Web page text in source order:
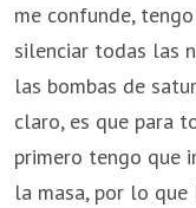
me confunde,
silenciar todas las
las bombas de
claro, es que para
primero tengo que
la masa, por lo